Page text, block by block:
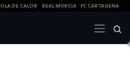
OLA DE CALOR REAL MURCIA FC CARTAGENA